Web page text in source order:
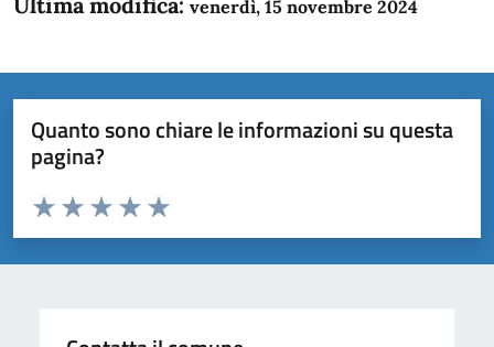
venerdì, 15 novembre 2024
Quanto sono chiare le informazioni su questa
pagina?
Domanda
Valuta da 1 a 5 stelle la pagina
Valuta 5 stelle su 5
Valuta 4 stelle su 5
Valuta 3 stelle su 5
Valuta 2 stelle su 5
Valuta 1 stelle su 5